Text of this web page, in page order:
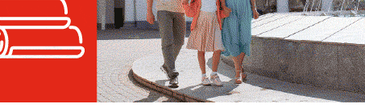
проблем, чем решат.
сказать» смотрите здесь:Вконтакте,